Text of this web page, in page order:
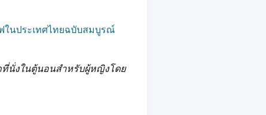
ในประเทศไทยฉบับสมบูรณ์
ที่นั่งในตู้นอนสำหรับผู้หญิงโดย